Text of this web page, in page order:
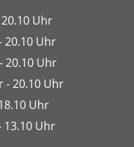
Uhr
20.10 Uhr
20.10 Uhr
- 20.10 Uhr
Uhr
13.10 Uhr